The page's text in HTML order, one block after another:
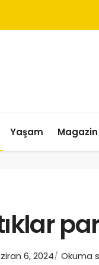
Yaşam Magazin
6, 2024 Okuma